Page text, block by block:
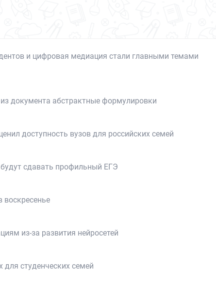
и цифровая медиация стали главными темами
документа абстрактные формулировки
доступность вузов для российских семей
сдавать профильный ЕГЭ
из‑за развития нейросетей
студенческих семей